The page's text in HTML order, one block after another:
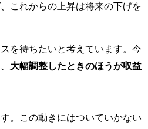
これからの上昇は将来の下げを
を待ちたいと考えています。今
大幅調整したときのほうが収益
。この動きにはついていかない